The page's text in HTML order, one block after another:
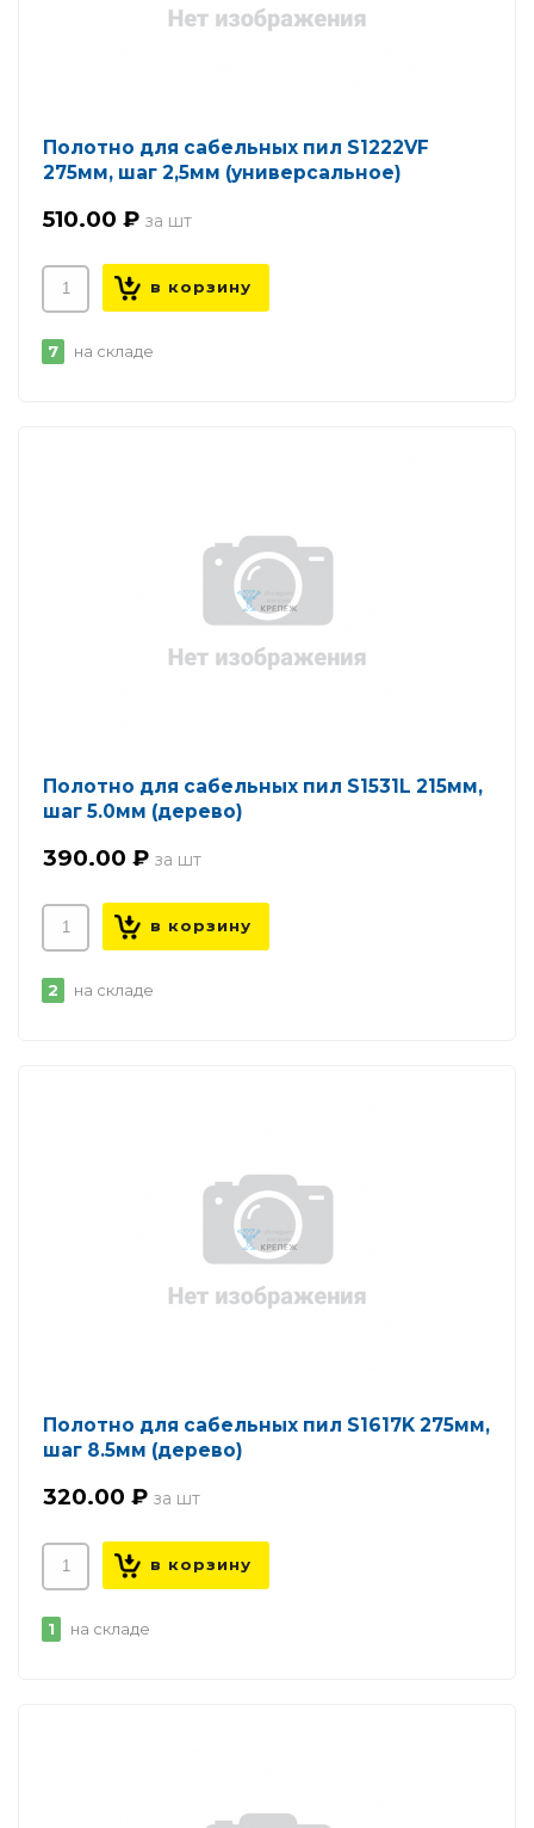
Полотно для сабельных пил S1222VF
275мм, шаг 2,5мм (универсальное)
510.00 ₽
7 на складе
Полотно для сабельных пил S1531L 215мм,
шаг 5.0мм (дерево)
390.00 ₽
2 на складе
Полотно для сабельных пил S1617K 275мм,
шаг 8.5мм (дерево)
320.00 ₽
1 на складе